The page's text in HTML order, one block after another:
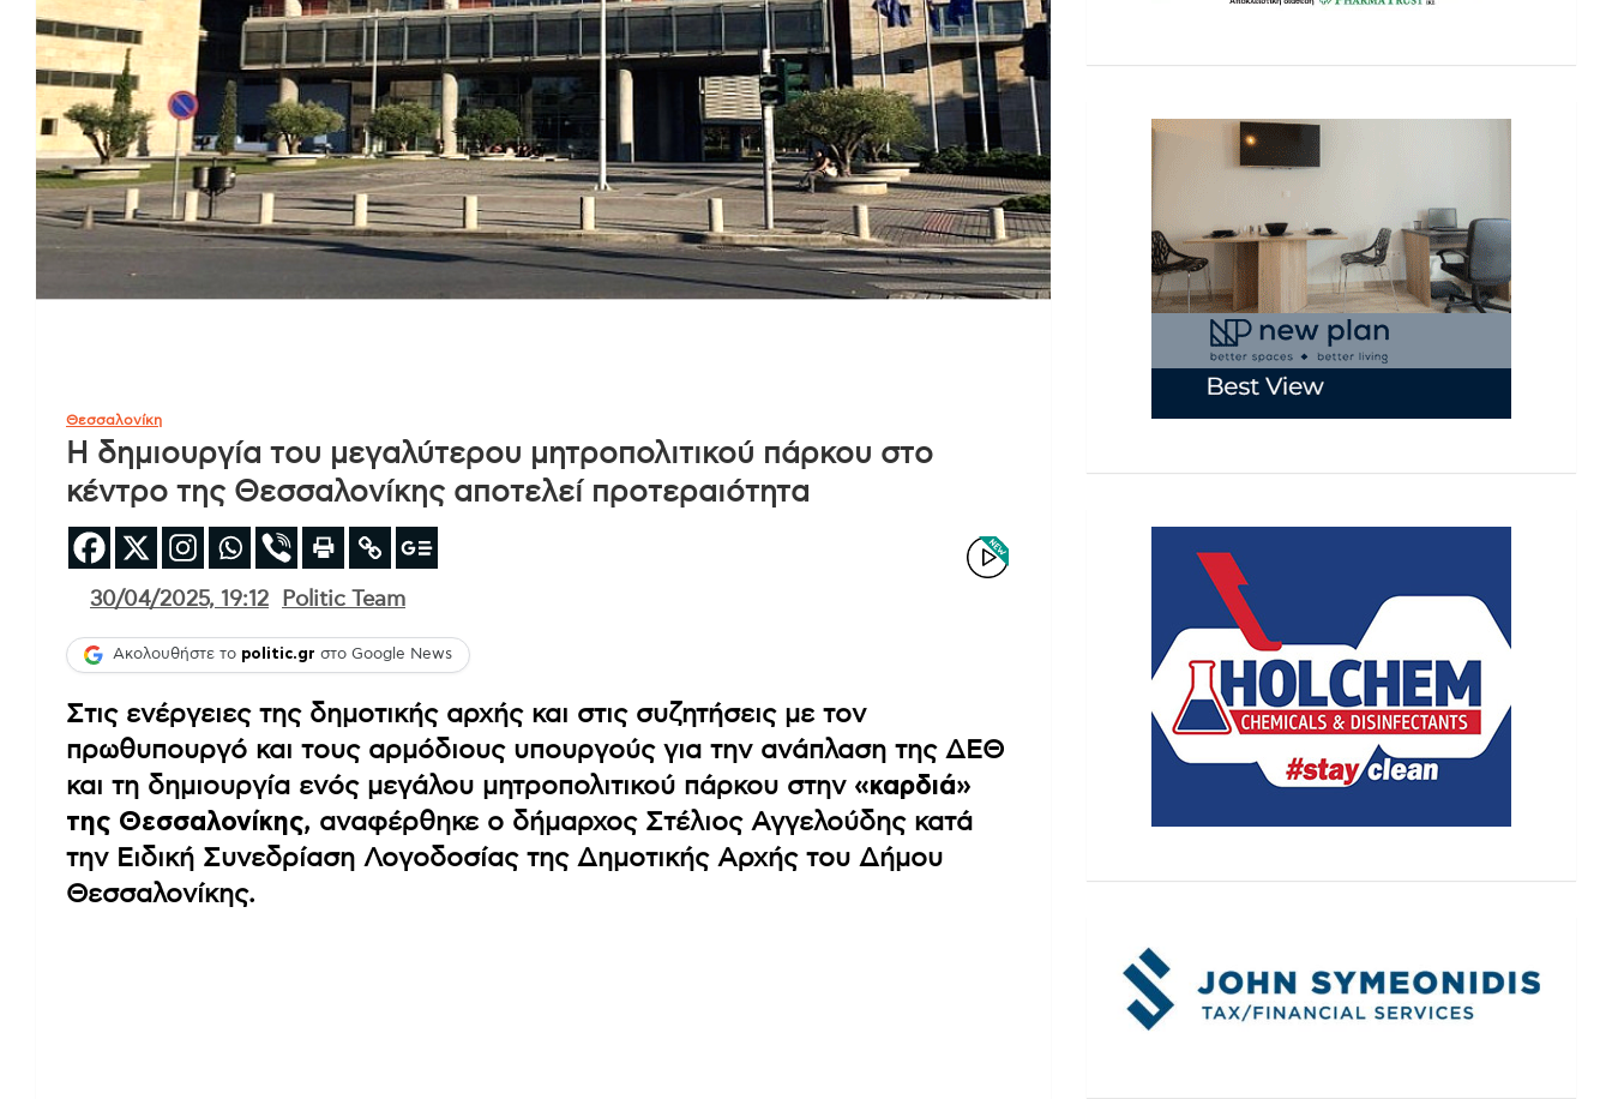
Θεσσαλονίκη
Η δημιουργία του μεγαλύτερου μητροπολιτικού πάρκου στο
κέντρο της Θεσσαλονίκης αποτελεί προτεραιότητα
30/04/2025, 19:12 Politic Team
Ακολουθήστε το politic.gr στο Google News
Στις ενέργειες της δημοτικής αρχής και στις συζητήσεις με τον
πρωθυπουργό και τους αρμόδιους υπουργούς για την ανάπλαση της ΔΕΘ
και τη δημιουργία ενός μεγάλου μητροπολιτικού πάρκου στην «καρδιά»
της Θεσσαλονίκης, αναφέρθηκε ο δήμαρχος Στέλιος Αγγελούδης κατά
την Ειδική Συνεδρίαση Λογοδοσίας της Δημοτικής Αρχής του Δήμου
Θεσσαλονίκης.